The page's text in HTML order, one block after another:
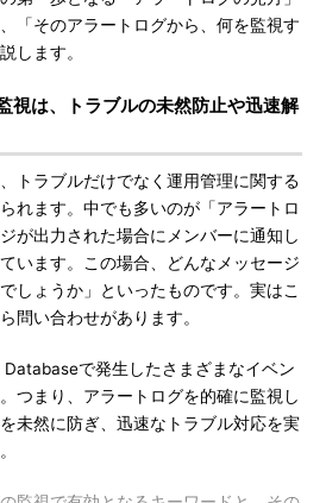
「そのアラートログから、何を監視す
します。
視は、トラブルの未然防止や迅速解
トラブルだけでなく運用管理に関する
れます。中でも多いのが「アラートロ
が出力された場合にメンバーに通知し
います。この場合、どんなメッセージ
しょうか」といったものです。実はこ
問い合わせがあります。
で発生したさまざまなイベン
つまり、アラートログを的確に監視し
未然に防ぎ、迅速なトラブル対応を実